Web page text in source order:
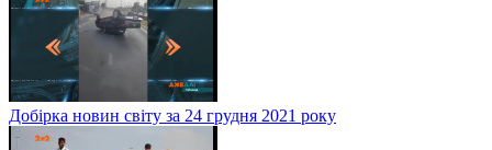
Добірка новин світу за 24 грудня 2021 року